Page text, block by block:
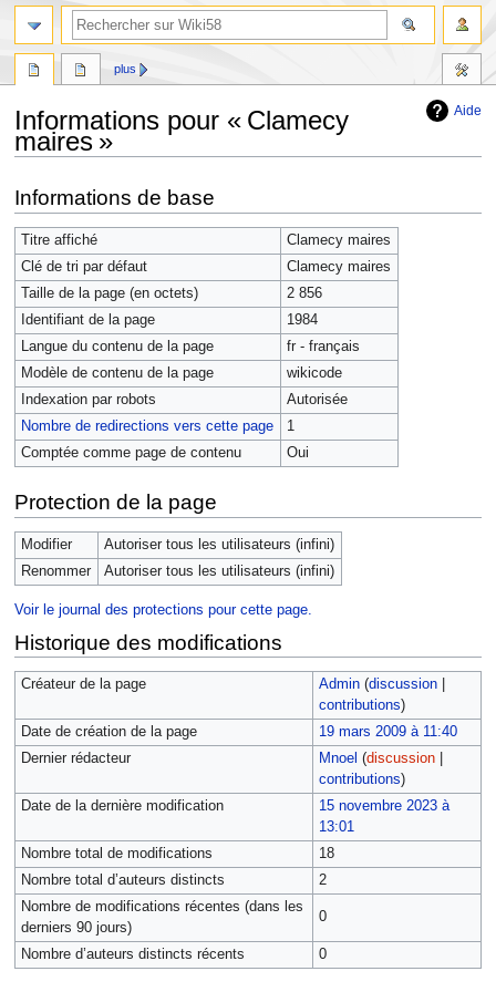
Aide
Informations pour « Clamecy
maires »
à
la
navigation
à
la
recherche
Informations de base
Titre affiché
Clamecy maires
Clé de tri par défaut
Clamecy maires
Taille de la page (en octets)
2 856
Identifiant de la page
1984
Langue du contenu de la page
fr - français
Modèle de contenu de la page
wikicode
Indexation par robots
Autorisée
Nombre de redirections vers cette page
1
Comptée comme page de contenu
Oui
Protection de la page
Modifier
Autoriser tous les utilisateurs (infini)
Renommer
Autoriser tous les utilisateurs (infini)
Voir le journal des protections pour cette page.
Historique des modifications
Créateur de la page Admin (discussion|
contributions)
Date de création de la page
19 mars 2009 à 11:40
Dernier rédacteur
Mnoel (discussion|
contributions)
Date de la dernière modification
15 novembre 2023 à
13:01
Nombre total de modifications
18
Nombre total d’auteurs distincts
2
Nombre de modifications récentes (dans les
derniers 90 jours)
0
Nombre d’auteurs distincts récents 0
plus